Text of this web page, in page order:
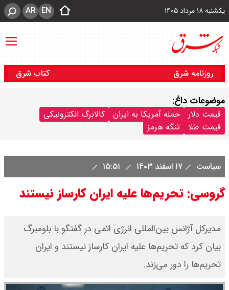
یکشنبه ۱۸ مرداد ۱۴۰۵ EN
AR
روزنامه شرق کتاب شرق
موضوعات داغ:
قیمت دلار حمله آمریکا به ایران
کالابرگ الکترونیکی
قیمت طلا
تنگه هرمز
سیاست ۱۷ اسفند ۱۴۰۳
گروسی: تحریم‌ها علیه ایران کارساز نیستند
مدیرکل آژانس بین‌المللی انرژی اتمی در گفتگو با بلومبرگ
بیان کرد که تحریم‌ها علیه ایران کارساز نیستند و ایران
تحریم‌ها را دور می‌زند.